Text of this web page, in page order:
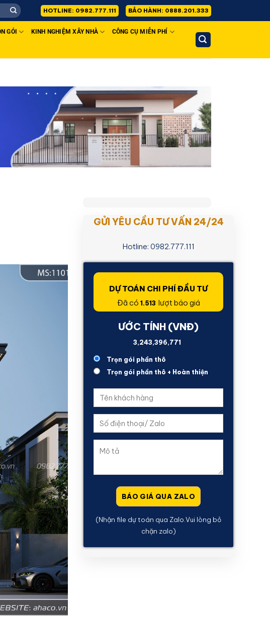
QUỐC HOTLINE: 0982.777.111 BẢO HÀNH: 0888.201.333
GÓI KINH NGHIỆM XÂY NHÀ CÔNG CỤ MIỄN PHÍ
GỬI YÊU CẦU TƯ VẤN 24/24
Hotline: 0982.777.111
DỰ TOÁN CHI PHÍ ĐẦU TƯ
Đã có 1.513 lượt báo giá
ƯỚC TÍNH (VNĐ)
2,442,870,724
Trọn gói phần thô
Trọn gói phần thô + Hoàn thiện
(Nhận file dự toán qua Zalo.Vui lòng bỏ
chặn zalo)